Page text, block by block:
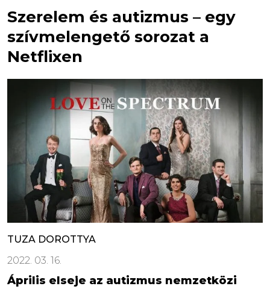
Szerelem és autizmus – egy
szívmelengető sorozat a
Netflixen
TUZA DOROTTYA
2022. 03. 16.
Április elseje az autizmus nemzetközi